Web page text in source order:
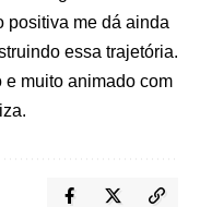
positiva me dá ainda
essa trajetória.
e muito animado com